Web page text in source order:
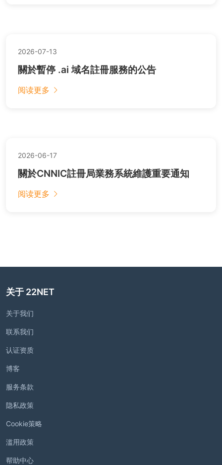
2026-07-13
關於暫停 .ai 域名註冊服務的公告
阅读更多
2026-06-17
關於CNNIC註冊局業務系統維護重要通知
阅读更多
关于 22NET
关于我们
联系我们
认证资质
博客
服务条款
隐私政策
Cookie策略
滥用政策
帮助中心